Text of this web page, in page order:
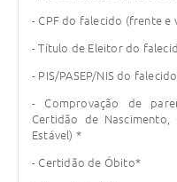
- CPF do falecido (frente e
- Título de Eleitor do
- PIS/PASEP/NIS do falecido
- Comprovação de
Certidão de
Estável) *
- Certidão de Óbito*